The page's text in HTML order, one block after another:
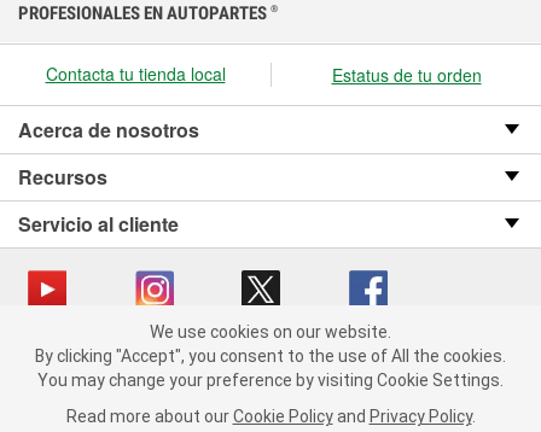
We use cookies on our website. By clicking "Accept", you consent
to the use of All the cookies.
You may change your preference by visiting Cookie Settings.
Read more about our Cookie Policy and Privacy Policy.
PROFESIONALES EN AUTOPARTES ®
Contacta tu tienda local Estatus de tu orden
Acerca de nosotros
Recursos
Servicio al cliente
Copyright © 2008-2026 O’Reilly Auto Parts v OST_3.2.0.0.729 (3) cv1361
catalog_main
Política de privacidad
Ley de transparencia en las cadenas de suministro
We use cookies on our website.
By clicking "Accept", you consent to the use of All the cookies.
You may change your preference by visiting Cookie Settings.
Read more about our Cookie Policy and Privacy Policy.